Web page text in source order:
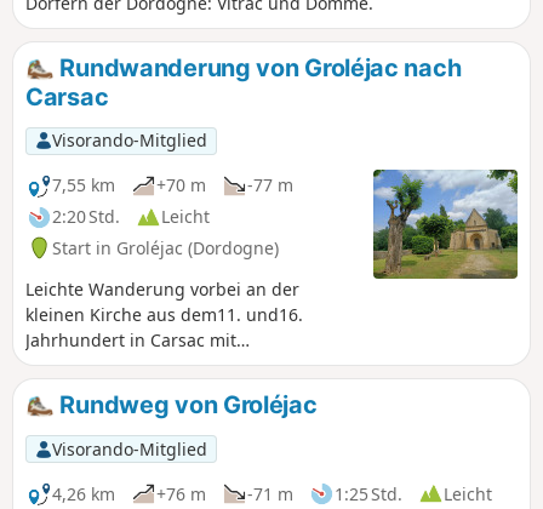
Rundwanderung von Groléjac nach
Carsac
Visorando-Mitglied
7,55 km
+70 m
-77 m
2:20 Std.
Leicht
Start in Groléjac (Dordogne)
Leichte Wanderung vorbei an der
kleinen Kirche aus dem11. und16.
Jahrhundert in Carsac mit
Bademöglichkeit in der Dordogne.
Rundweg von Groléjac
Visorando-Mitglied
4,26 km
+76 m -71 m 1:25 Std.
Leicht